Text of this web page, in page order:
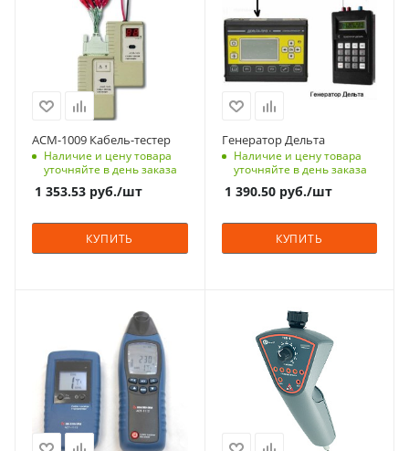
АСМ-1009 Кабель-тестер
Наличие и цену товара
уточняйте в день заказа
1 353.53 руб./шт
КУПИТЬ
Генератор Дельта
Наличие и цену товара
уточняйте в день заказа
1 390.50руб./шт
КУПИТЬ